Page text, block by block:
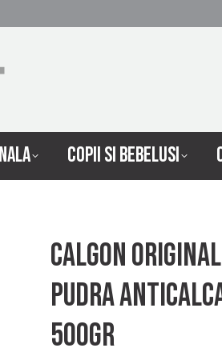
COPII SI BEBELUSI
Calgon
pudra
500gr
INGRIJIRE